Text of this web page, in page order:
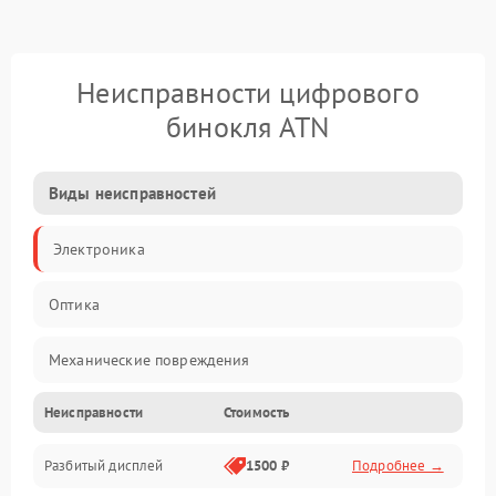
Неисправности цифрового
бинокля ATN
Виды неисправностей
Электроника
Оптика
Механические повреждения
Видео
Механика
Неисправности Стоимость
Разбитый дисплей 1500 ₽ Подробнее →